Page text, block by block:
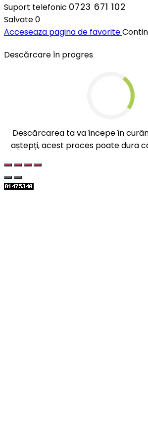
Suport telefonic 0723 671 102
Salvate0
Acceseaza pagina de favorite
Descărcare în progres
Descărcarea ta va începe în
aștepți, acest proces poate dura